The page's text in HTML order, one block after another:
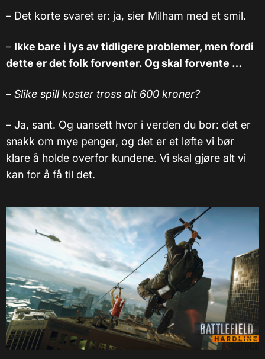
– Det korte svaret er: ja, sier Milham med et smil.
– Ikke bare i lys av tidligere problemer, men fordi
dette er det folk forventer. Og skal forvente …
– Slike spill koster tross alt 600 kroner?
– Ja, sant. Og uansett hvor i verden du bor: det er
snakk om mye penger, og det er et løfte vi bør
klare å holde overfor kundene. Vi skal gjøre alt vi
kan for å få til det.